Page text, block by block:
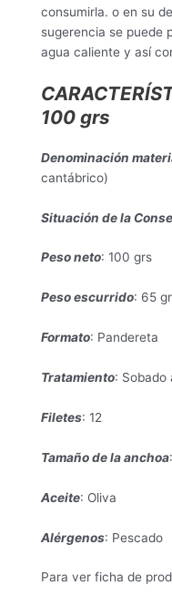
consumirla. o en su
sugerencia se puede
agua caliente y así
100 grs
Denominación
cantábrico)
Situación de la
Peso neto: 100 grs
Peso escurrido: 65
Formato: Pandereta
Tratamiento: Sobado
Filetes: 12
Tamaño de la anchoa
Aceite: Oliva
Alérgenos: Pescado
Para ver ficha de